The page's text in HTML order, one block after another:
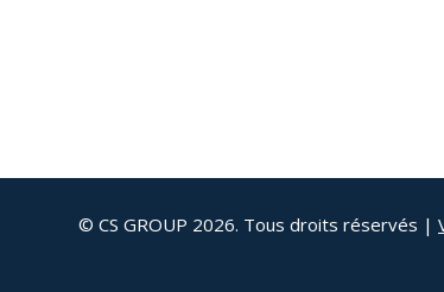
© CS GROUP 2026. Tous droits réservés |